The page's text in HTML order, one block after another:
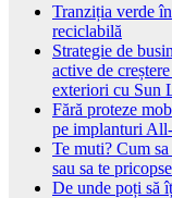
Tranziția verde
reciclabilă
Strategie de
active de
exteriori cu Sun
Fără proteze
pe implanturi
Te muti? Cum
sau sa te
De unde poți să